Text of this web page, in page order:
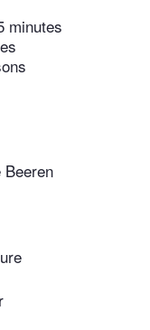
minutes